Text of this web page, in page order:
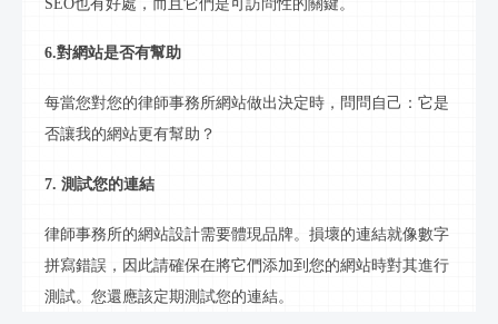
SEO也有好處，而且它們是可訪問性的關鍵。
6.對網站是否有幫助
每當您對您的律師事務所網站做出決定時，問問自己：它是
否讓我的網站更有幫助？
7. 測試您的連結
律師事務所的網站設計需要體現品牌。損壞的連結就像數字
拼寫錯誤，因此請確保在將它們添加到您的網站時對其進行
測試。您還應該定期測試您的連結。